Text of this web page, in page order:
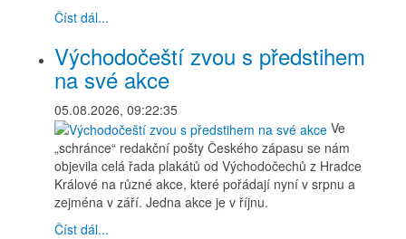
Číst dál...
Východočeští zvou s předstihem
na své akce
05.08.2026, 09:22:35
Ve
„schránce“ redakční pošty Českého zápasu se nám
objevila celá řada plakátů od Východočechů z Hradce
Králové na různé akce, které pořádají nyní v srpnu a
zejména v září. Jedna akce je v říjnu.
Číst dál...